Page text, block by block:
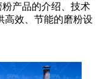
产品的介绍、技术
高效、节能的磨粉设